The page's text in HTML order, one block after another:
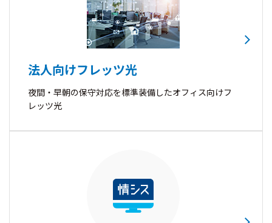
法人向けフレッツ光
夜間・早朝の保守対応を標準装備したオフィス向けフ
レッツ光